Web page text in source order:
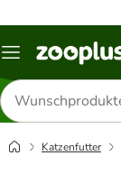
Menü
Produkte
suchen
Katzenfutter